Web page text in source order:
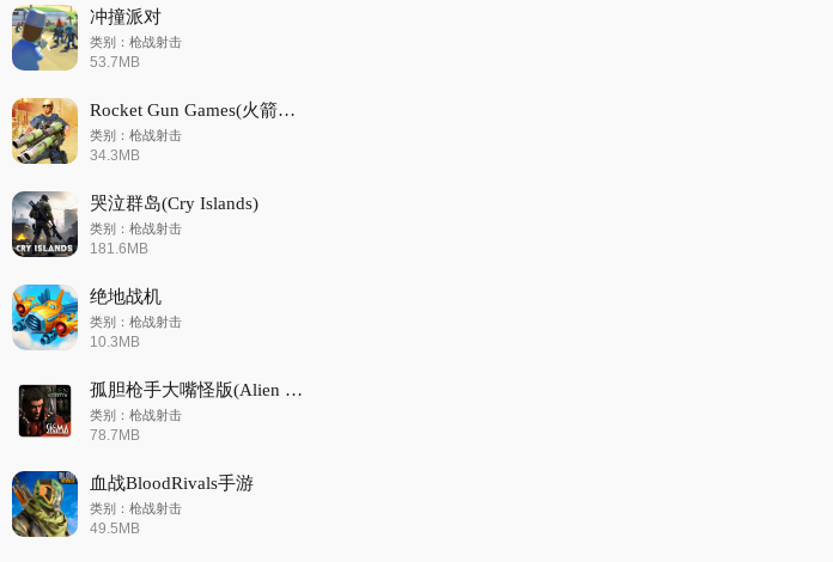
冲撞派对
类别：枪战射击
53.7MB
Rocket Gun Games(火箭大逃杀枪战)
类别：枪战射击
34.3MB
哭泣群岛(Cry Islands)
类别：枪战射击
181.6MB
绝地战机
类别：枪战射击
10.3MB
孤胆枪手大嘴怪版(Alien Shooter)
类别：枪战射击
78.7MB
血战BloodRivals手游
类别：枪战射击
49.5MB